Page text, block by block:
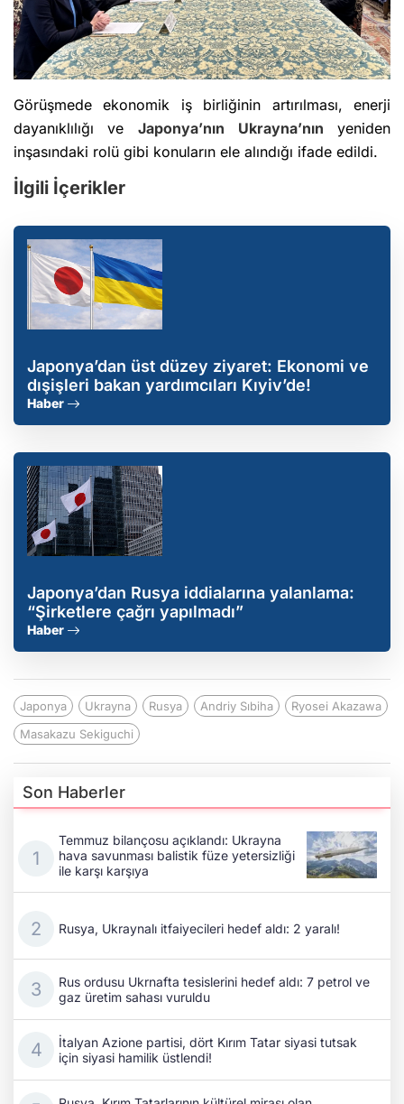
Görüşmede ekonomik iş birliğinin artırılması, enerji
dayanıklılığı ve Japonya’nın Ukrayna’nın yeniden
inşasındaki rolü gibi konuların ele alındığı ifade edildi.
İlgili İçerikler
Japonya’dan üst düzey ziyaret: Ekonomi ve
dışişleri bakan yardımcıları Kıyiv’de!
Haber
Japonya’dan Rusya iddialarına yalanlama:
“Şirketlere çağrı yapılmadı”
Haber
Japonya Ukrayna Rusya Andriy Sıbiha
Ryosei Akazawa
Masakazu Sekiguchi
Son Haberler
Temmuz bilançosu açıklandı: Ukrayna
hava savunması balistik füze yetersizliği
ile karşı karşıya
Rusya, Ukraynalı itfaiyecileri hedef aldı: 2 yaralı!
Rus ordusu Ukrnafta tesislerini hedef aldı: 7 petrol ve
gaz üretim sahası vuruldu
İtalyan Azione partisi, dört Kırım Tatar siyasi tutsak
için siyasi hamilik üstlendi!